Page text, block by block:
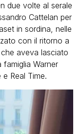
due volte al serale
Cattelan per
in sordina, nelle
con il ritorno a
aveva lasciato
Warner
Real Time.